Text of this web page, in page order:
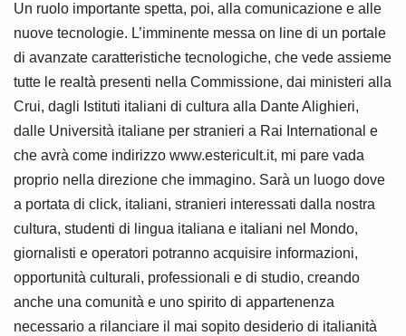
Un ruolo importante spetta, poi, alla comunicazione e alle
nuove tecnologie. L’imminente messa on line di un portale
di avanzate caratteristiche tecnologiche, che vede assieme
tutte le realtà presenti nella Commissione, dai ministeri alla
Crui, dagli Istituti italiani di cultura alla Dante Alighieri,
dalle Università italiane per stranieri a Rai International e
che avrà come indirizzo www.estericult.it, mi pare vada
proprio nella direzione che immagino. Sarà un luogo dove
a portata di click, italiani, stranieri interessati dalla nostra
cultura, studenti di lingua italiana e italiani nel Mondo,
giornalisti e operatori potranno acquisire informazioni,
opportunità culturali, professionali e di studio, creando
anche una comunità e uno spirito di appartenenza
necessario a rilanciare il mai sopito desiderio di italianità